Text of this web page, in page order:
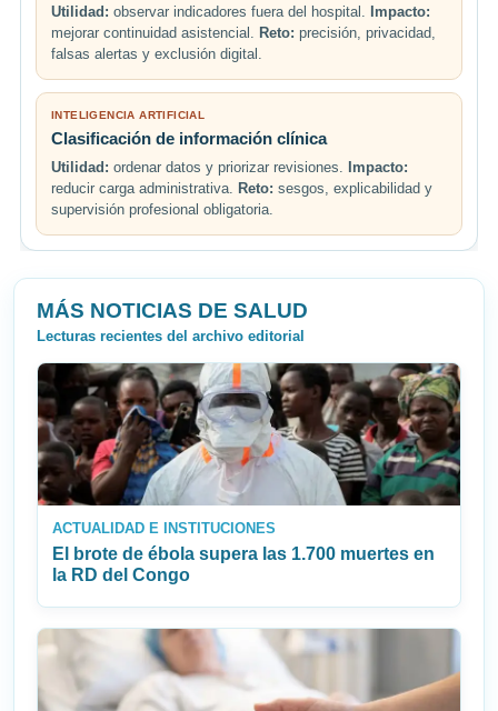
Utilidad: observar indicadores fuera del hospital. Impacto:
mejorar continuidad asistencial. Reto: precisión, privacidad,
falsas alertas y exclusión digital.
INTELIGENCIA ARTIFICIAL
Clasificación de información clínica
Utilidad: ordenar datos y priorizar revisiones. Impacto:
reducir carga administrativa. Reto: sesgos, explicabilidad y
supervisión profesional obligatoria.
MÁS NOTICIAS DE SALUD
Lecturas recientes del archivo editorial
ACTUALIDAD E INSTITUCIONES
El brote de ébola supera las 1.700 muertes en
la RD del Congo